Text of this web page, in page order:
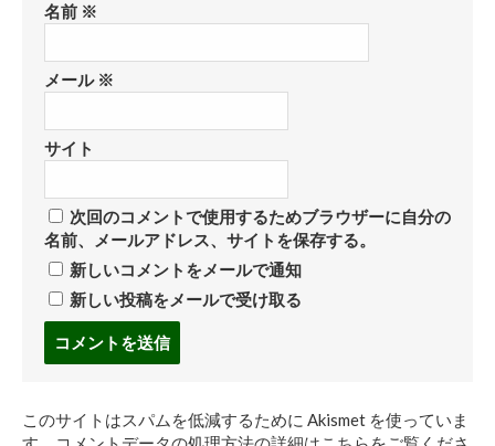
名前 ※
メール ※
サイト
次回のコメントで使用するためブラウザーに自分の
名前、メールアドレス、サイトを保存する。
新しいコメントをメールで通知
新しい投稿をメールで受け取る
す
このサイトはスパムを低減するために Akismet を使っていま